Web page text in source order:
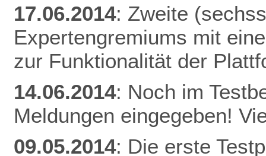
17.06.2014: Zweite
Expertengremiums mit
zur Funktionalität der
14.06.2014: Noch im
Meldungen eingegeben!
09.05.2014: Die erste